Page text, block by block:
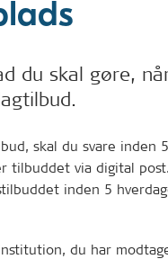
du skal gøre,
skal du svare inden
tilbuddet via digital post.
inden 5
du har